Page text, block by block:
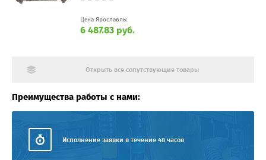
Цена Ярославль:
6 487.83 руб.
Открыть все сопутствующие товары
Преимущества работы с нами:
Исполнение заявки в течение 48 часов